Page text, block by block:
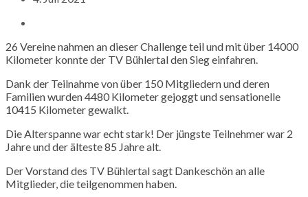
26 Vereine nahmen an dieser Challenge teil und mit über 14000
Kilometer konnte der TV Bühlertal den Sieg einfahren.
Dank der Teilnahme von über 150 Mitgliedern und deren
Familien wurden 4480 Kilometer gejoggt und sensationelle
10415 Kilometer gewalkt.
Die Alterspanne war echt stark! Der jüngste Teilnehmer war 2
Jahre und der älteste 85 Jahre alt.
Der Vorstand des TV Bühlertal sagt Dankeschön an alle
Mitglieder, die teilgenommen haben.